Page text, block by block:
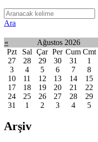
Ara
« Ağustos 2026
Pzt
Sal Çar Per Cum Cmt
27
28 29 30 31 1
3
4 5 6 7 8
10
11 12 13 14 15
17
18 19 20 21 22
24
25 26 27 28 29
31
1 2 3 4 5
Arşiv